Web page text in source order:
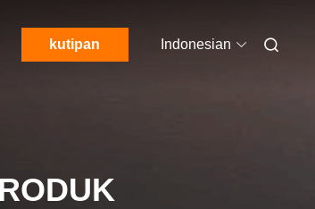
kutipan Indonesian